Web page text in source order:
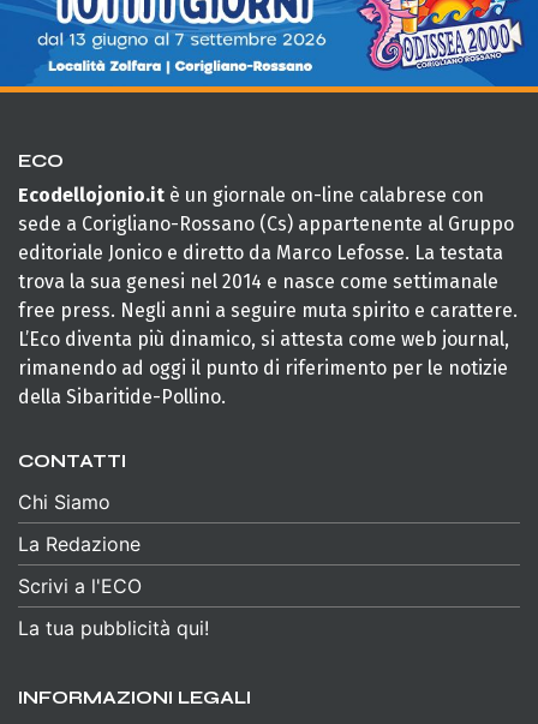
ECO
Ecodellojonio.it è un giornale on-line calabrese con
sede a Corigliano-Rossano (Cs) appartenente al Gruppo
editoriale Jonico e diretto da Marco Lefosse. La testata
trova la sua genesi nel 2014 e nasce come settimanale
free press. Negli anni a seguire muta spirito e carattere.
L’Eco diventa più dinamico, si attesta come web journal,
rimanendo ad oggi il punto di riferimento per le notizie
della Sibaritide-Pollino.
CONTATTI
Chi Siamo
La Redazione
Scrivi a l'ECO
La tua pubblicità qui!
INFORMAZIONI LEGALI